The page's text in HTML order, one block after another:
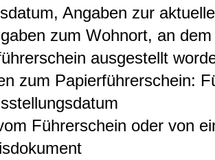
Angaben zur
zum Wohnort, an
ausgestellt
zum Papierführerschein:
Führerschein oder von